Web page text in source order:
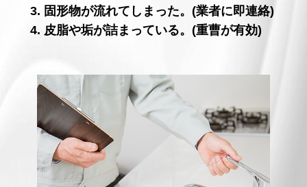
3. 固形物が流れてしまった。(業者に即連絡)
4. 皮脂や垢が詰まっている。(重曹が有効)